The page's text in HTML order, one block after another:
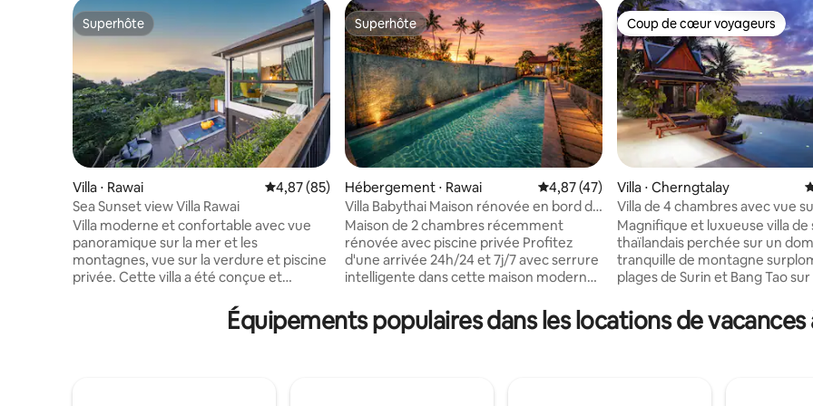
Superhôte
Superhôte
Villa ⋅ Rawai Évaluation moyenne sur la base de 85 commentaires : 4,87 sur 5
4,87 (85)
Sea Sunset view Villa Rawai
Villa moderne et confortable avec vue
panoramique sur la mer et les
montagnes, vue sur la verdure et piscine
privée. Cette villa a été conçue et
chaque œuvre d'art est la mienne. La villa
de 3 chambres a été conçue à partir de
Superhôte
Superhôte
Hébergement ⋅ Rawai Évaluation moyenne sur la base de 47
4,87 (47)
Villa Babythai Maison rénovée en bord de
mer
Maison de 2 chambres récemment
rénovée avec piscine privée Profitez
d'une arrivée 24h/24 et 7j/7 avec serrure
intelligente dans cette maison moderne.
ouverte avec lave-linge, lave-vaisselle,
four, cuisinière électrique et micro-
Coup de cœur voyageurs
Coup de cœur voyageurs
Villa ⋅ Cherngtalay
Villa de 4 chambres avec vue
sur la colline, Phuket
Magnifique et luxueuse villa de
thaïlandais perchée sur un
tranquille de montagne
plages de Surin et Bang Tao sur
de 400 m2 intérieur, 4
King Size, salles de bains
avec 2 salas thaïlandais de
Équipements populaires dans les locations de